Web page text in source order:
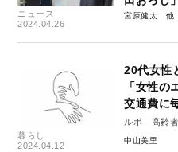
ニュース
2024.04.26
宮原健太
暮らし
2024.04.12
20代女性
「女性の
交通費に
ルポ 高齢
中山美里